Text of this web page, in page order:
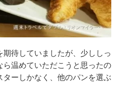
期待していましたが、少ししっ
ら温めていただこうと思ったの
ーしかなく、他のパンを選ぶ